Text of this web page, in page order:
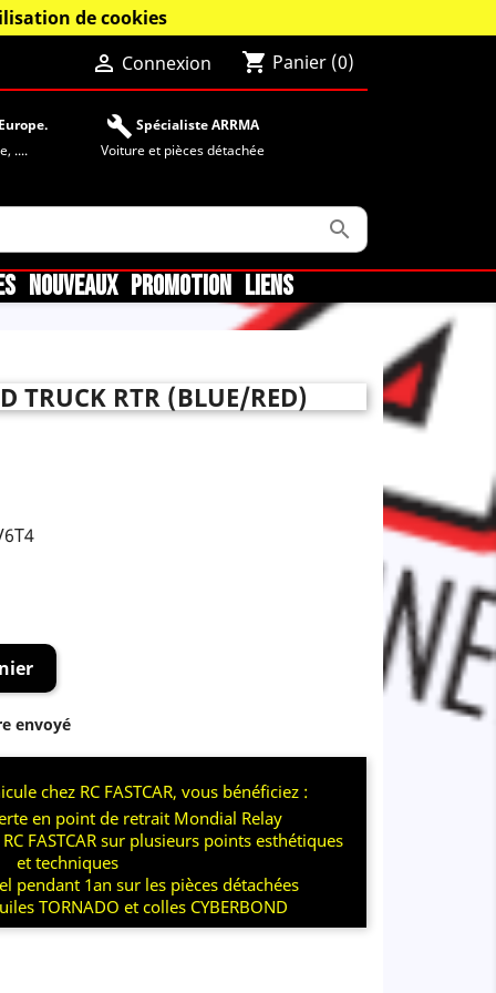
de cookies
 Connexion shopping_cart Panier (0)
....
build Spécialiste ARRMA
Voiture et pièces détachée

NOUVEAUX PROMOTION LIENS
TRUCK RTR (BLUE/RED)
envoyé
chez RC FASTCAR, vous bénéficiez :
en point de retrait Mondial Relay
FASTCAR sur plusieurs points esthétiques
et techniques
pendant 1an sur les pièces détachées
TORNADO et colles CYBERBOND